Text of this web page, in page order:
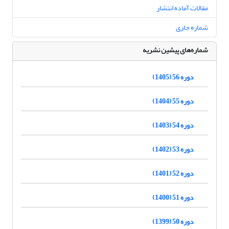
مقالات آماده انتشار
شماره جاری
شماره‌های پیشین نشریه
دوره 56 (1405)
دوره 55 (1404)
دوره 54 (1403)
دوره 53 (1402)
دوره 52 (1401)
دوره 51 (1400)
دوره 50 (1399)